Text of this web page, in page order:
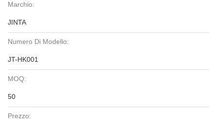
Marchio:
JINTA
Numero Di Modello:
JT-HK001
MOQ:
50
Prezzo: